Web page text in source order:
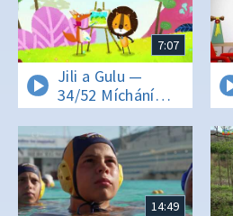
7:07
Jili a Gulu —
34/52 Míchání
barev
14:49